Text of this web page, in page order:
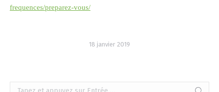
frequences/preparez-vous/
18 janvier 2019
Recherche